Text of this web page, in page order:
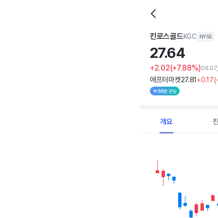
킨로스골드KGC NYSE
27.64
+2.02(+7.88%)
애프터마켓27.81+0.17(
66명 관심
개요
View as data table,
The chart has 1 X
The chart has 1 Y